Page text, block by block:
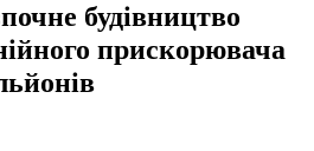
будівництво
прискорювача